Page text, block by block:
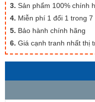
3. Sản phẩm 100% chính
4. Miễn phí 1 đổi 1 trong
5. Bảo hành chính hãng
6. Giá cạnh tranh nhất thị